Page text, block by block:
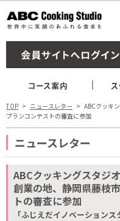
TOP ニュースレター
ABCクッキ
プランコンテストの審査に参加
ニュースレター
ABCクッキングスタジオ
創業の地、静岡県藤枝
トの審査に参加
「ふじえだイノベーション